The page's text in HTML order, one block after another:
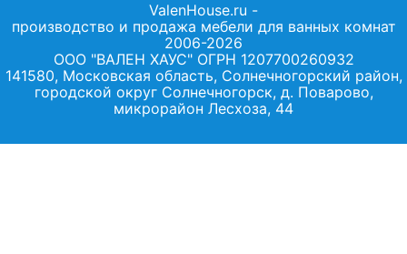
ValenHouse.ru -
производство и продажа мебели для ванных комнат
2006-2026
ООО "ВАЛЕН ХАУС" ОГРН 1207700260932
141580, Московская область, Солнечногорский район,
городской округ Солнечногорск, д. Поварово,
микрорайон Лесхоза, 44